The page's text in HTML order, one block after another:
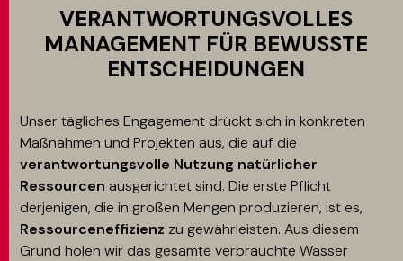
SUCHEN
RESERVIERTER BEREICH
VERANTWORTUNGSVOLLES
MANAGEMENT FÜR BEWUSSTE
ENTSCHEIDUNGEN
Unser tägliches Engagement drückt sich in konkreten
Maßnahmen und Projekten aus, die auf die
verantwortungsvolle Nutzung natürlicher
Ressourcen ausgerichtet sind. Die erste Pflicht
derjenigen, die in großen Mengen produzieren, ist es,
Ressourceneffizienz zu gewährleisten. Aus diesem
Grund holen wir das gesamte verbrauchte Wasser